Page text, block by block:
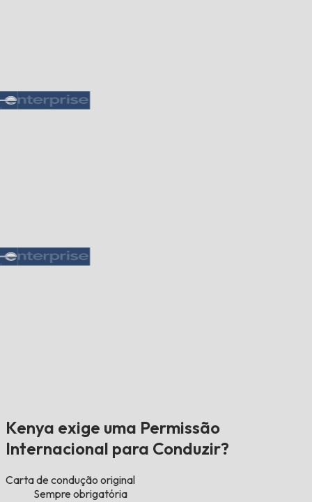
Kenya exige uma Permissão
Internacional para Conduzir?
Carta de condução original
Sempre obrigatória